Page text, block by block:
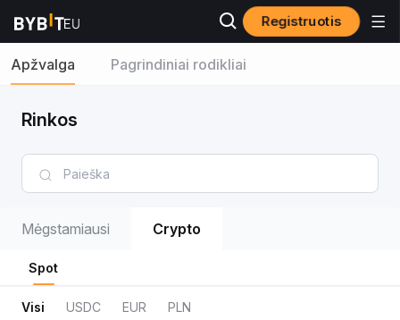
Registruotis
Apžvalga Pagrindiniai rodikliai
Rinkos
Mėgstamiausi Crypto
Spot
Visi USDC EUR PLN